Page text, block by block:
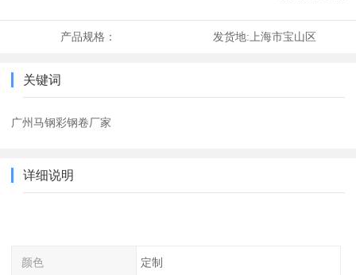
产品规格： 发货地: 上海市宝山区
关键词
广州马钢彩钢卷厂家
详细说明
颜色 定制